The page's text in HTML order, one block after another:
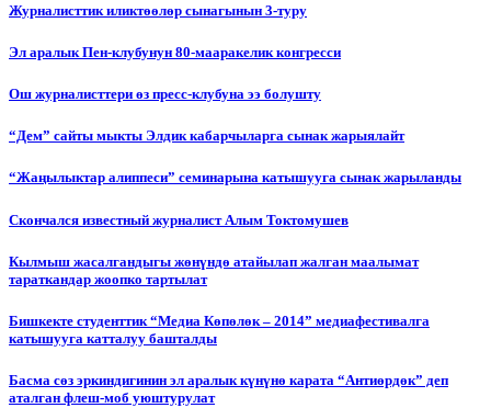
Журналисттик иликтөөлөр сынагынын 3-туру
Эл аралык Пен-клубунун 80-мааракелик конгресси
Ош журналисттери өз пресс-клубуна ээ болушту
“Дем” сайты мыкты Элдик кабарчыларга сынак жарыялайт
“Жаңылыктар алиппеси” семинарына катышууга сынак жарыланды
Cкончался известный журналист Алым Токтомушев
Кылмыш жасалгандыгы жөнүндө атайылап жалган маалымат
тараткандар жоопко тартылат
Бишкекте студенттик “Медиа Көпөлөк – 2014” медиафестивалга
катышууга катталуу башталды
Басма сөз эркиндигинин эл аралык күнүнө карата “Антиөрдөк” деп
аталган флеш-моб уюштурулат